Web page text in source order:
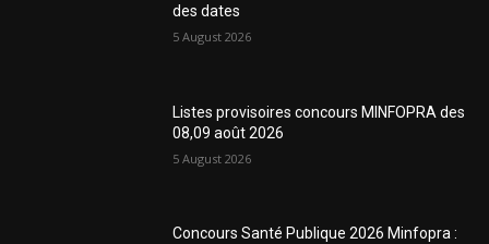
des dates
5 August 2026
Listes provisoires concours MINFOPRA des
08,09 août 2026
5 August 2026
Concours Santé Publique 2026 Minfopra :